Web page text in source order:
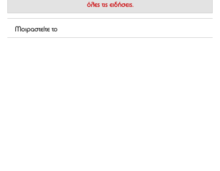
όλες τις ειδήσεις.
Μοιραστείτε το